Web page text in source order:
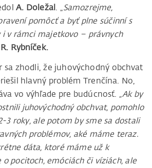
A. Doležal. „Samozrejme,
pomôcť a byť plne súčinní s
i v rámci majetkovo – právnych
R. Rybníček.
zhodli, že juhovýchodný obchvat
hlavný problém Trenčína. No,
vo výhľade pre budúcnosť. „Ak by
juhovýchodný obchvat, pomohlo
3 roky, ale potom by sme sa dostali
problémov, aké máme teraz.
dáta, ktoré máme už k
o pocitoch, emóciách či víziách, ale